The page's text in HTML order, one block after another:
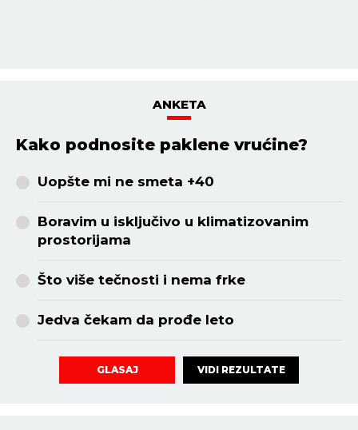
ANKETA
Kako podnosite paklene vrućine?
Uopšte mi ne smeta +40
Boravim u isključivo u klimatizovanim
prostorijama
Što više tečnosti i nema frke
Jedva čekam da prođe leto
GLASAJ VIDI REZULTATE